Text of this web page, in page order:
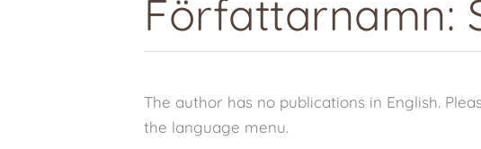
Författarnamn:
The author has no publications in English.
the language menu.